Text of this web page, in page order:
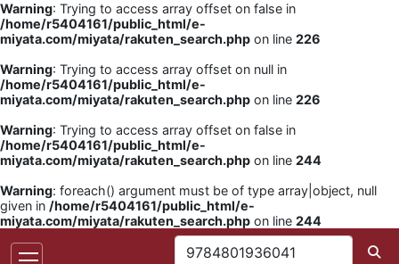
Warning: Trying to access array offset on false in
/home/r5404161/public_html/e-
miyata.com/miyata/rakuten_search.php on line 226
Warning: Trying to access array offset on null in
/home/r5404161/public_html/e-
miyata.com/miyata/rakuten_search.php on line 226
Warning: Trying to access array offset on false in
/home/r5404161/public_html/e-
miyata.com/miyata/rakuten_search.php on line 244
Warning: foreach() argument must be of type array|object, null
given in /home/r5404161/public_html/e-
miyata.com/miyata/rakuten_search.php on line 244